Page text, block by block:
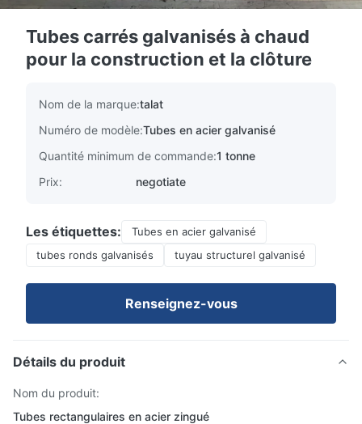
Tubes carrés galvanisés à chaud
pour la construction et la clôture
Nom de la marque:talat
Numéro de modèle:Tubes en acier galvanisé
Quantité minimum de commande:1 tonne
Prix:
negotiate
Les étiquettes:
Tubes en acier galvanisé
tubes ronds galvanisés
tuyau structurel galvanisé
Renseignez-vous
Détails du produit
Nom du produit:
Tubes rectangulaires en acier zingué